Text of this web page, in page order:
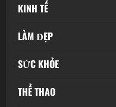
KINH TẾ
LÀM ĐẸP
SỨC KHỎE
THỂ THAO